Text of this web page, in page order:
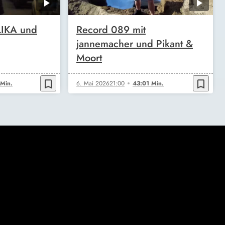
und
bookmark_border
Record 089 mit
jannemacher und Pikant &
Moort
6. Mai 202621:00 43:01 Min. bookmark_border